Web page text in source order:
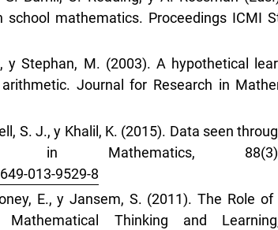
mathematics. Proceedings ICMI
y Stephan, M. (2003). A hypothetical
Journal for Research in
S. J., y Khalil, K. (2015). Data seen
in Mathematics,
013-9529-8
E., y Jansem, S. (2011). The Role
Mathematical Thinking and